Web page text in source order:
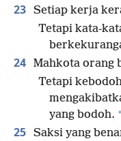
23 Setiap kerja
Tetapi kata-
24 Mahkota orang
Tetapi
yang bodoh. +
25 Saksi yang